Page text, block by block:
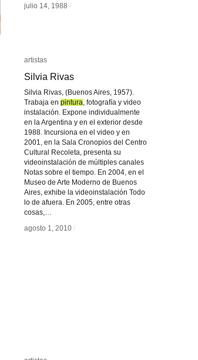
julio 14, 1988 /
julio 14, 1988 /
artistas
Silvia Rivas
Silvia Rivas, (Buenos Aires, 1957).
Trabaja en pintura , fotografía y video
instalación. Expone individualmente
en la Argentina y en el exterior desde
1988. Incursiona en el video y en
2001, en la Sala Cronopios del Centro
Cultural Recoleta, presenta su
videoinstalación de múltiples canales
Notas sobre el tiempo. En 2004, en el
Museo de Arte Moderno de Buenos
Aires, exhibe la videoinstalación Todo
lo de afuera. En 2005, entre otras
cosas,…
agosto 1, 2010 /
artistas
Silvia Rivas
pintura
agosto 1, 2010 /